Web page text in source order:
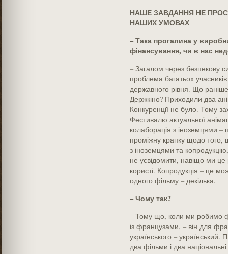
НАШЕ ЗАВДАННЯ НЕ
НАШИХ УМОВАХ
– Така прогалина у
фінансування, чи в нас
– Загалом через безпекову
проблема багатьох
державного рівня. Що
Держкіно? Приходили два
Конкуренції не було. Тому
Фестивалю актуальної
колаборація з іноземцями –
проміжну крапку щодо того,
з іноземцями та
не усвідомити, навіщо ми це
користі. Копродукція – це
одного фільму – декілька.
– Чому так?
– Тому що, коли ми робимо
із французами, – він для
українського – український.
два фільми і два